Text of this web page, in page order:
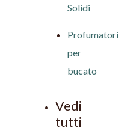
Solidi
Profumatori
per
bucato
Vedi
tutti